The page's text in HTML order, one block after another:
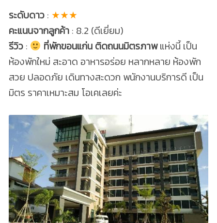
ระดับดาว: ★★★
คะแนนจากลูกค้า: 8.2 (ดีเยี่ยม)
รีวิว: ที่พักขอนแก่น ติดถนนมิตรภาพแห่งนี้ เป็น
ห้องพักใหม่ สะอาด อาหารอร่อย หลากหลาย ห้องพัก
สวย ปลอดภัย เดินทางสะดวก พนักงานบริการดี เป็น
มิตร ราคาเหมาะสม โอเคเลยค่ะ